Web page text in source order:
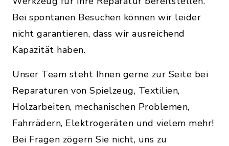
Bei spontanen Besuchen können wir leider
nicht garantieren, dass wir ausreichend
Kapazität haben.
Unser Team steht Ihnen gerne zur Seite bei
Reparaturen von Spielzeug, Textilien,
Holzarbeiten, mechanischen Problemen,
Fahrrädern, Elektrogeräten und vielem mehr!
Bei Fragen zögern Sie nicht, uns zu